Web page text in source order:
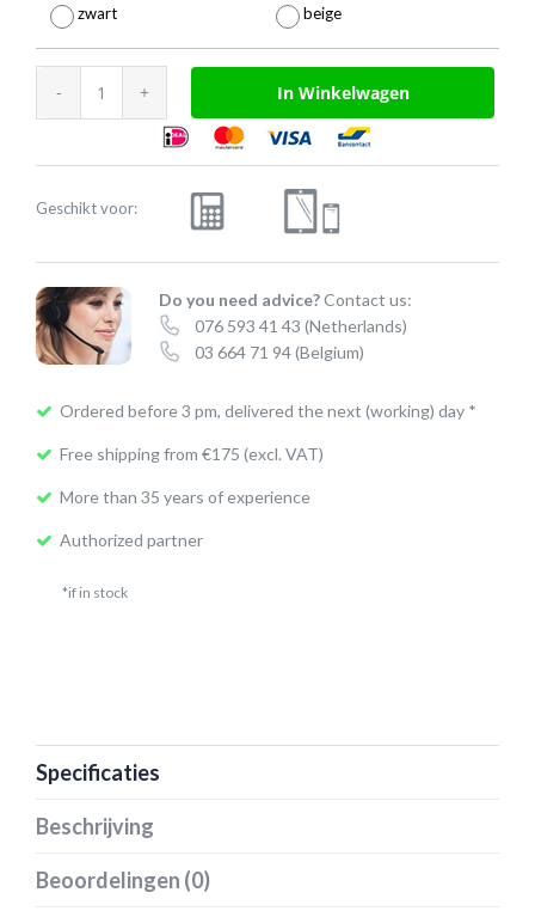
zwart beige
aantal
In Winkelwagen
Geschikt voor:
Do you need advice?Contact us:
076 593 41 43 (Netherlands)
03 664 71 94(Belgium)
Ordered before 3 pm, delivered the next (working) day *
Free shipping from €175 (excl. VAT)
More than 35 years of experience
Authorized partner
*if in stock
Specificaties
Beoordelingen (0)
Beschrijving